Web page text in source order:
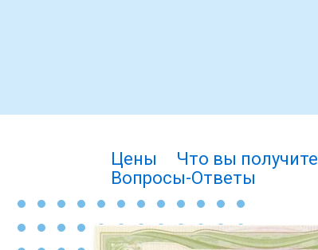
Цены Что вы получите
Вопросы-Ответы